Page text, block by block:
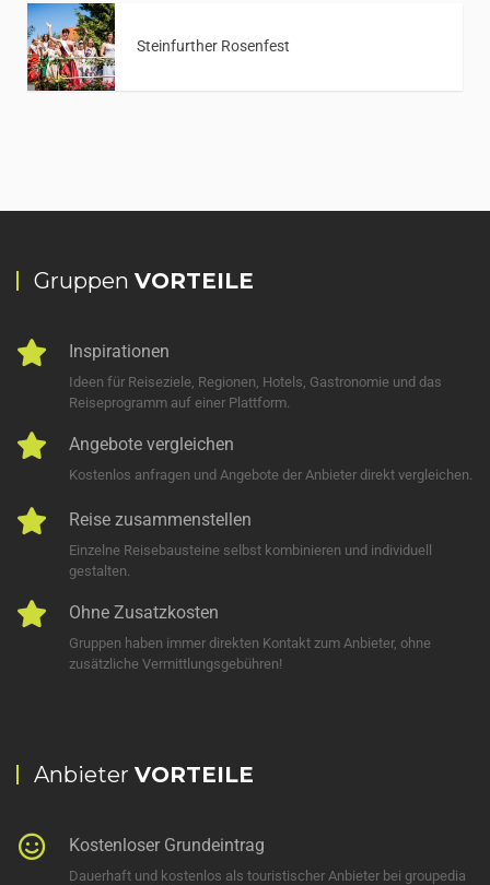
Steinfurther Rosenfest
Gruppen VORTEILE
Inspirationen
Ideen für Reiseziele, Regionen, Hotels, Gastronomie und das
Reiseprogramm auf einer Plattform.
Angebote vergleichen
Kostenlos anfragen und Angebote der Anbieter direkt vergleichen.
Reise zusammenstellen
Einzelne Reisebausteine selbst kombinieren und individuell
gestalten.
Ohne Zusatzkosten
Gruppen haben immer direkten Kontakt zum Anbieter, ohne
zusätzliche Vermittlungsgebühren!
Anbieter VORTEILE
Kostenloser Grundeintrag
Dauerhaft und kostenlos als touristischer Anbieter bei groupedia